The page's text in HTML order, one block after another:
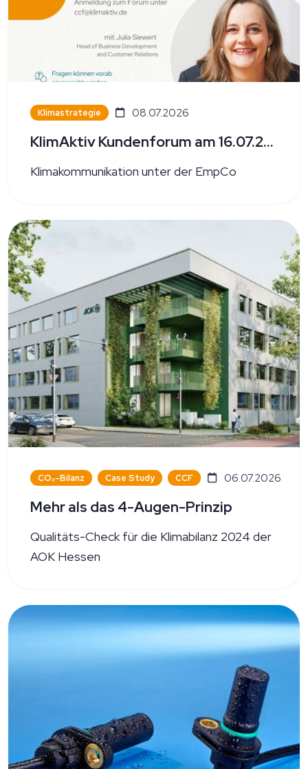
Klimastrategie 08.07.2026
KlimAktiv Kundenforum am 16.07.2026
Klimakommunikation unter der EmpCo
CO₂-Bilanz Case Study CCF 06.07.2026
Mehr als das 4-Augen-Prinzip
Qualitäts-Check für die Klimabilanz 2024 der
AOK Hessen